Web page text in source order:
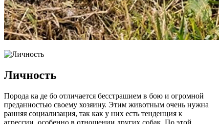
Личность
Порода ка де бо отличается бесстрашием в бою и огромной
преданностью своему хозяину. Этим животным очень нужна
ранняя социализация, так как у них есть тенденция к